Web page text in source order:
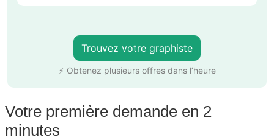
Trouvez votre graphiste
⚡ Obtenez plusieurs offres dans l’heure
Votre première demande en 2
minutes